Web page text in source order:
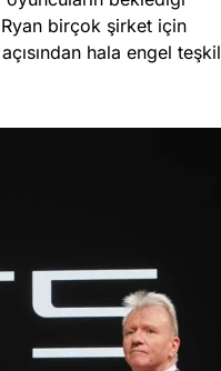
birçok şirket için
açısından hala engel teşkil